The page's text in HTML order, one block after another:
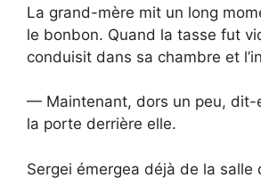
La grand-mère mit un long
le bonbon. Quand la tasse fut
conduisit dans sa chambre et
— Maintenant, dors un peu, dit-
la porte derrière elle.
Sergei émergea déjà de la salle